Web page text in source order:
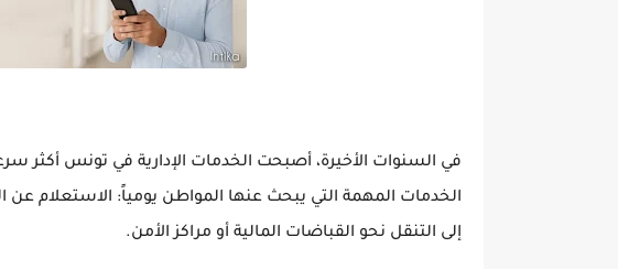
في السنوات الأخيرة، أصبحت الخدمات الإدارية في تونس
الخدمات المهمة التي يبحث عنها المواطن يومياً: الاستعلام عن
إلى التنقل نحو القباضات المالية أو مراكز الأمن.